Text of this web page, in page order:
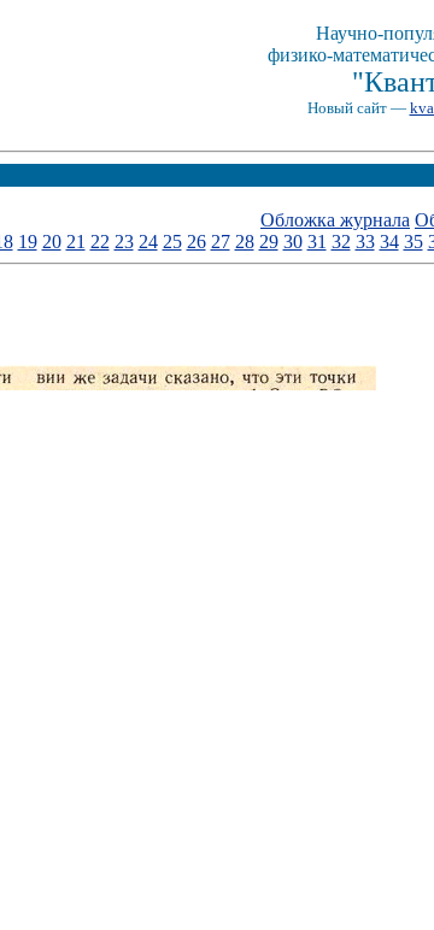
Научно-
физико-
Новый сайт —
Обложка журнала
19 20 21 22 23 24 25 26 27 28 29 30 31 32 33 34 35